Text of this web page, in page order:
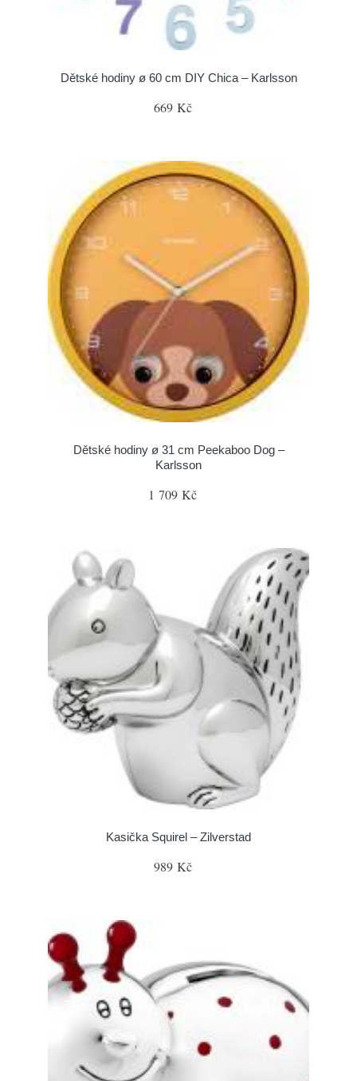
Dětské hodiny ø 60 cm DIY Chica – Karlsson
669 Kč
Dětské hodiny ø 31 cm Peekaboo Dog –
Karlsson
1 709 Kč
Kasička Squirel – Zilverstad
989 Kč